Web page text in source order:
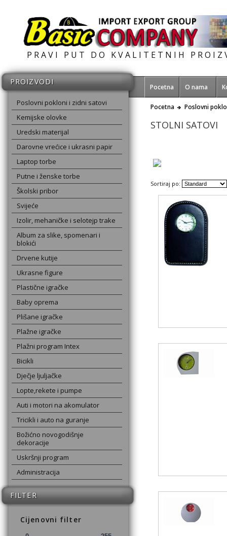
PRAVI PUT DO KVALITETNIH
Pocetna O nama
PROIZVODI
Poslovni pokloni i zidni satovi
Kemijske olovke
Uredski materijal
Darovne vrećice i ukrasni papir
Laptop torbe
Putne i ženske torbe
Školski pribor
Svijeće
Izolir, mehaničke i selotejp trake
Album za slike, spomenari i
blokići
Drvene kutije
Ukrasne figure
Plastične igračke
Baby oprema
Plišane igračke
Plažne igračke
Plažni program Intex
Bicikli
Dječje ljuljačke
Lopte,rekete i pumpe
Auti i motori na akomulator
Tricikli i auto na guranje
Božićno novogodišnje
dekoracije
Uskršnji program
Administracija
FILTER
Cijenovni filter
Pocetna Poslovni
STOLNI SATOVI
Sortiraj po: